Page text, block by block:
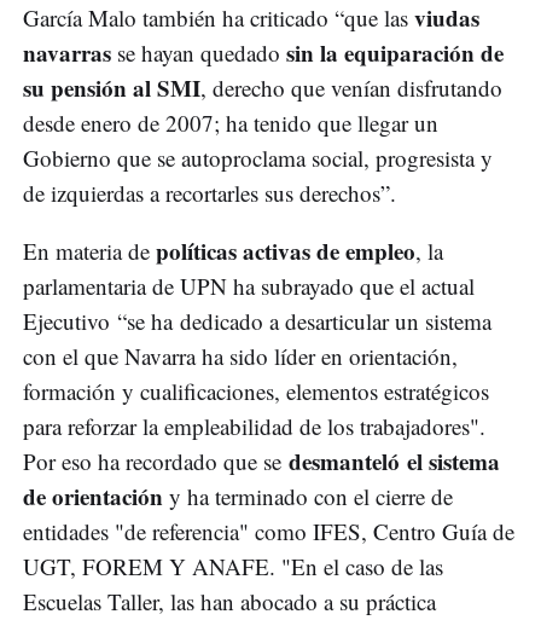
García Malo también ha criticado “que las viudas
navarras se hayan quedado sin la equiparación de
su pensión al SMI, derecho que venían disfrutando
desde enero de 2007; ha tenido que llegar un
Gobierno que se autoproclama social, progresista y
de izquierdas a recortarles sus derechos”.
En materia de políticas activas de empleo, la
parlamentaria de UPN ha subrayado que el actual
Ejecutivo “se ha dedicado a desarticular un sistema
con el que Navarra ha sido líder en orientación,
formación y cualificaciones, elementos estratégicos
para reforzar la empleabilidad de los trabajadores".
Por eso ha recordado que se desmanteló el sistema
de orientación y ha terminado con el cierre de
entidades "de referencia" como IFES, Centro Guía de
UGT, FOREM Y ANAFE. "En el caso de las
Escuelas Taller, las han abocado a su práctica